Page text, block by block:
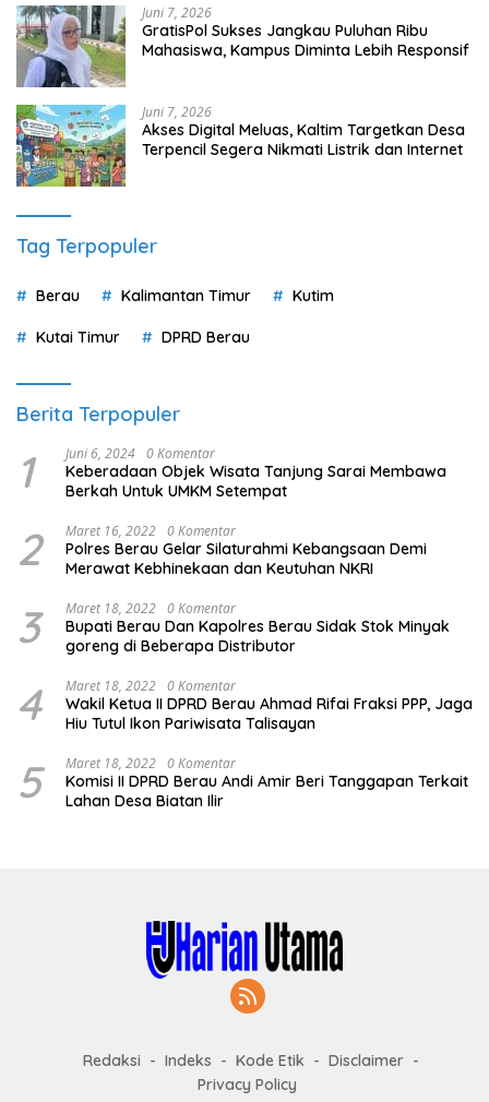
Juni 7, 2026
GratisPol Sukses Jangkau Puluhan Ribu
Mahasiswa, Kampus Diminta Lebih Responsif
Juni 7, 2026
Akses Digital Meluas, Kaltim Targetkan Desa
Terpencil Segera Nikmati Listrik dan Internet
Tag Terpopuler
Berau Kalimantan Timur Kutim
Kutai Timur DPRD Berau
Berita Terpopuler
1 Juni 6, 2024 0 Komentar
Keberadaan Objek Wisata Tanjung Sarai Membawa
Berkah Untuk UMKM Setempat
2 Maret 16, 2022 0 Komentar
Polres Berau Gelar Silaturahmi Kebangsaan Demi
Merawat Kebhinekaan dan Keutuhan NKRI
3 Maret 18, 2022 0 Komentar
Bupati Berau Dan Kapolres Berau Sidak Stok Minyak
goreng di Beberapa Distributor
4 Maret 18, 2022 0 Komentar
Wakil Ketua II DPRD Berau Ahmad Rifai Fraksi PPP, Jaga
Hiu Tutul Ikon Pariwisata Talisayan
5 Maret 18, 2022 0 Komentar
Komisi II DPRD Berau Andi Amir Beri Tanggapan Terkait
Lahan Desa Biatan Ilir
Redaksi Indeks Kode Etik
Disclaimer
Privacy Policy